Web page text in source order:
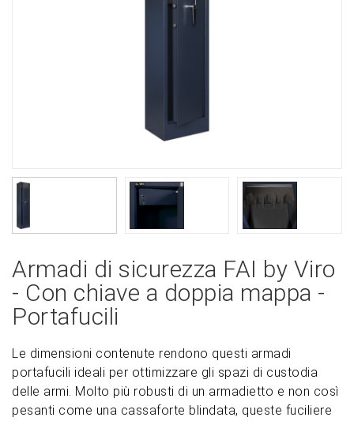
Armadi di sicurezza FAI by Viro
- Con chiave a doppia mappa -
Portafucili
Le dimensioni contenute rendono questi armadi
portafucili ideali per ottimizzare gli spazi di custodia
delle armi. Molto più robusti di un armadietto e non così
pesanti come una cassaforte blindata, queste fuciliere